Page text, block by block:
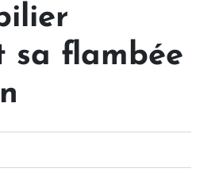
sa flambée